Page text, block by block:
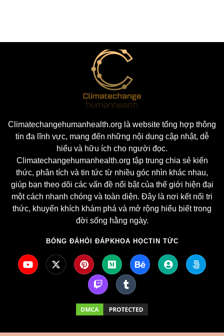
Climatechangehumanhealth.org là website tổng hợp thông
tin đa lĩnh vực, mang đến những nội dung cập nhật, dễ
hiểu và hữu ích cho người đọc.
Climatechangehumanhealth.org tập trung chia sẻ kiến
thức, phân tích và tin tức từ nhiều góc nhìn khác nhau,
giúp bạn theo dõi các vấn đề nổi bật của thế giới hiện đại
một cách nhanh chóng và toàn diện. Đây là nơi kết nối tri
thức, khuyến khích khám phá và mở rộng hiểu biết trong
đời sống hằng ngày.
BÓNG ĐÁ HỎI ĐÁP KHOA HỌCTIN TỨC